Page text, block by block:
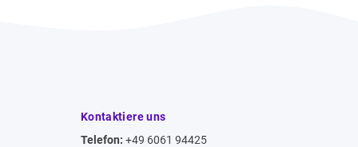
Kontaktiere uns
Telefon: +49 6061 94425